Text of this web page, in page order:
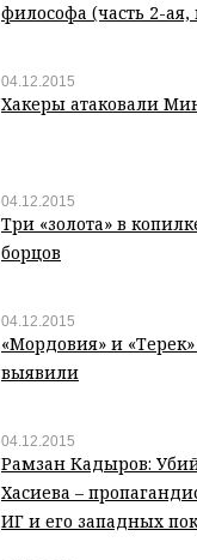
философа (часть 2-
04.12.2015
Хакеры атаковали
04.12.2015
Три «золота» в
борцов
04.12.2015
«Мордовия» и
выявили
04.12.2015
Рамзан Кадыров:
Хасиева –
ИГ и его западных